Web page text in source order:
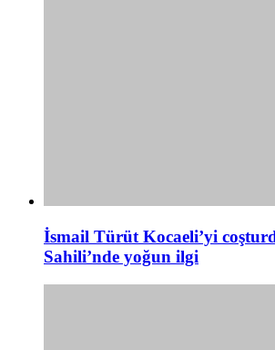
İsmail Türüt Kocaeli’yi
Sahili’nde yoğun ilgi